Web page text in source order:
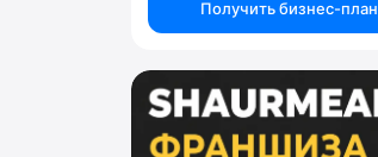
Получить бизнес-план